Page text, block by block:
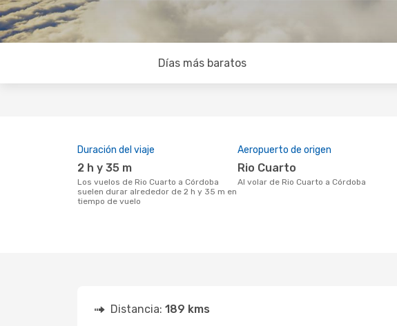
Días más baratos
Duración del viaje
2 h y 35 m
Los vuelos de Rio Cuarto a Córdoba
suelen durar alrededor de 2 h y 35 m en
tiempo de vuelo
Aeropuerto de origen
Rio Cuarto
Al volar de Rio Cuarto a Córdoba
Distancia: 189 kms